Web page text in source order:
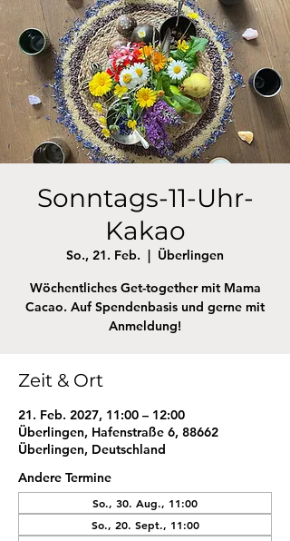
Sonntags-11-Uhr-
Kakao
So., 21. Feb.
  |
Überlingen
Wöchentliches Get-together mit Mama
Cacao. Auf Spendenbasis und gerne mit
Anmeldung!
Zeit & Ort
21. Feb. 2027, 11:00 – 12:00
Überlingen, Hafenstraße 6, 88662
Überlingen, Deutschland
Andere Termine
So., 30. Aug., 11:00
So., 20. Sept., 11:00